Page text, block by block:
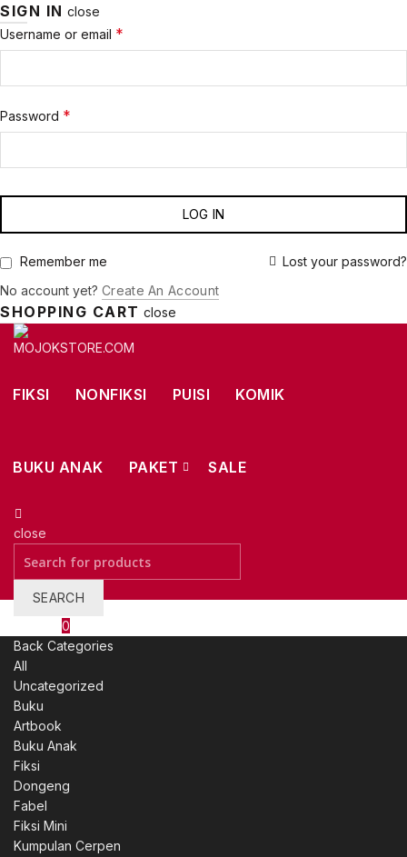
SIGN IN close
Username or email *
Password *
LOG IN
Lost your password?
Remember me
No account yet? Create An Account
SHOPPING CART close
FIKSI NONFIKSI PUISI KOMIK
BUKU ANAK PAKET SALE
close
for:
SEARCH
0
Back Categories
All
Uncategorized
Buku
Artbook
Buku Anak
Fiksi
Dongeng
Fabel
Fiksi Mini
Kumpulan Cerpen